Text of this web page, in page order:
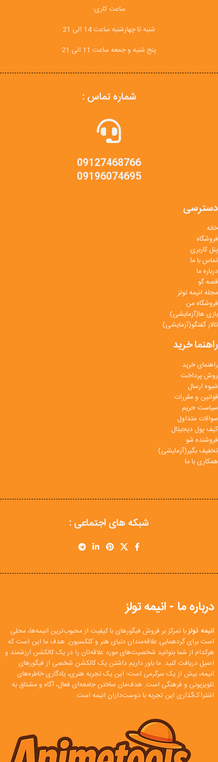
ساعت کاری:
شنبه تا چهارشنبه ساعت 14 الی 21
پنج شنبه و جمعه ساعت 11 الی 21
شماره تماس :
09127468766
09196074695
دسترسی
خانه
فروشگاه
پنل کاربری
تماس با ما
درباره ما
قصه گو
مجله انیمه تولز
فروشگاه من
بازی ها(آزمایشی)
تالار گفتگو(آزمایشی)
راهنما خرید
راهنمای خرید
روش پرداخت
شیوه ارسال
قوانین و مقررات
سیاست حریم
سوالات متداول
کیف پول دیجیتال
فروشنده شو
تخفیف بگیر(آزمایشی)
همکاری با ما
شبکه های اجتماعی :
درباره ما - انیمه تولز
انیمه تولزبا تمرکز بر فروش فیگورهای با کیفیت از محبوب‌ترین انیمه‌ها، محلی
است برای گردهمایی علاقه‌مندان دنیای هنر و کلکسیون. هدف ما این است که
هرکدام از شما بتوانید شخصیت‌های مورد علاقه‌تان را در یک کالکشن ارزشمند و
اصیل دریافت کنید. ما باور داریم داشتن یک کالکشن شخصی از فیگورهای
انیمه، بیش از یک سرگرمی است؛ این یک تجربه هنری، یادگاری خاطره‌های
تلویزیونی و فرهنگی است. هدف‌مان ساختن جامعه‌ای فعال، آگاه و مشتاق به
اشتراک‌گذاری این تجربه با دوست‌داران انیمه است.